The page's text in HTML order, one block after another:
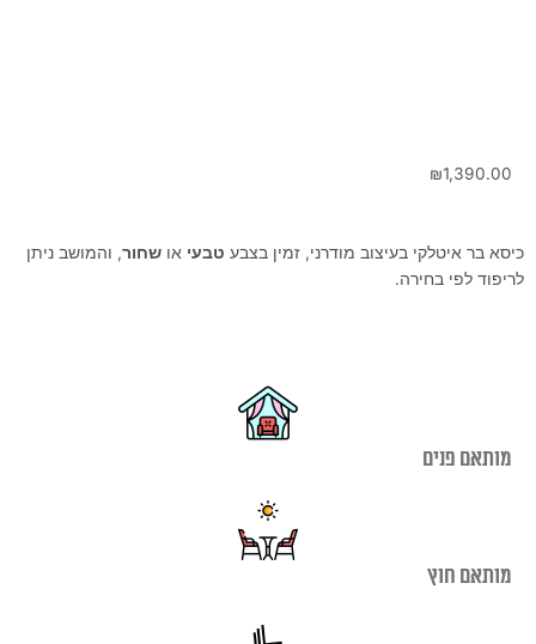
₪1,390.00
כיסא בר איטלקי בעיצוב מודרני, זמין בצבע טבעי או שחור, והמושב ניתן
לריפוד לפי בחירה.
מותאם פנים
מותאם חוץ